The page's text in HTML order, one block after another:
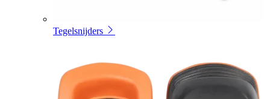
Tegelsnijders